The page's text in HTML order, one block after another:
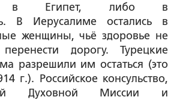
в Египет, либо в
В Иерусалиме остались в
женщины, чьё здоровье не
дорогу. Турецкие
разрешили им остаться (это
г.). Российское консульство,
Духовной Миссии и